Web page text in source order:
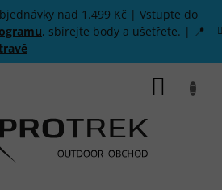
nad 1.499 Kč | Vstupte do
, sbírejte body a ušetřete. | 📍